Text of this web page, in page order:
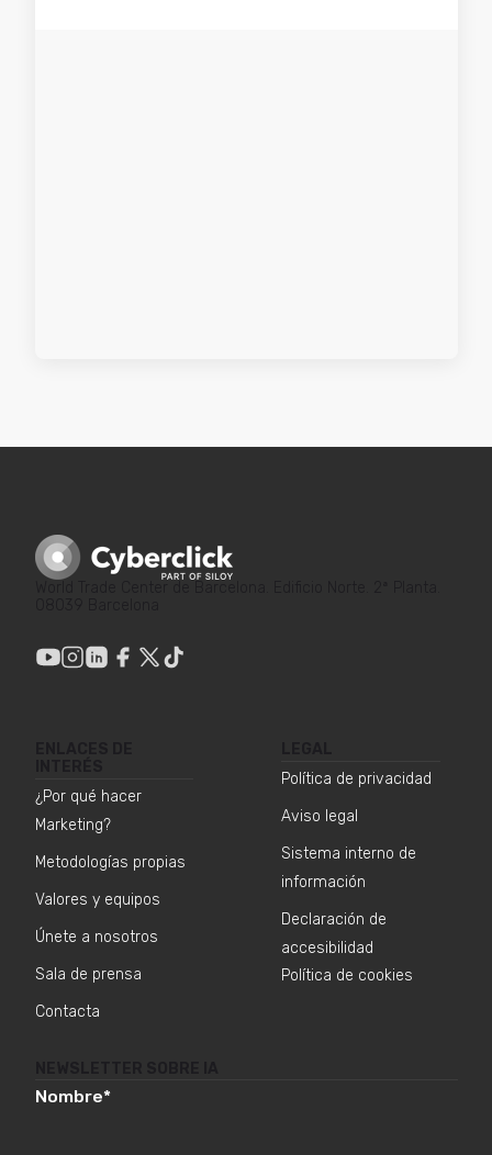
¿Por qué hacer
Marketing?
Metodologías propias
Valores y equipos
Únete a nosotros
Sala de prensa
Contacta
Política de privacidad
Aviso legal
Sistema interno de
información
Declaración de
accesibilidad
Política de cookies
Nombre*